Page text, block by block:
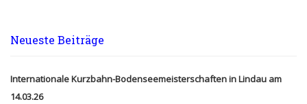
Neueste Beiträge
Internationale Kurzbahn-Bodenseemeisterschaften in Lindau am
14.03.26